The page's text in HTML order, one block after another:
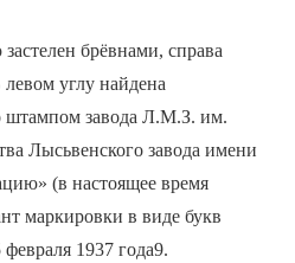
брёвнами, справа
углу найдена
штампом завода Л.М.З. им.
Лысьвенского завода имени
(в настоящее время
маркировки в виде букв
1937 года9.